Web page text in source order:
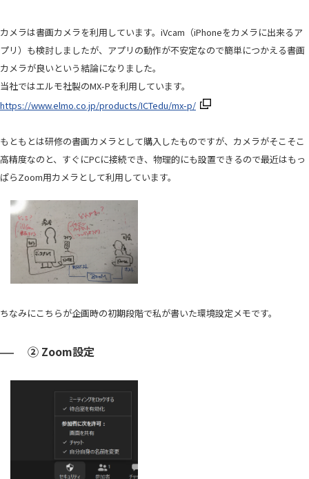
カメラは書画カメラを利用しています。iVcam（iPhoneをカメラに出来るア
プリ）も検討しましたが、アプリの動作が不安定なので簡単につかえる書画
カメラが良いという結論になりました。
当社ではエルモ社製のMX-Pを利用しています。
https://www.elmo.co.jp/products/ICTedu/mx-p/
もともとは研修の書画カメラとして購入したものですが、カメラがそこそこ
高精度なのと、すぐにPCに接続でき、物理的にも設置できるので最近はもっ
ぱらZoom用カメラとして利用しています。
ちなみにこちらが企画時の初期段階で私が書いた環境設定メモです。
② Zoom設定